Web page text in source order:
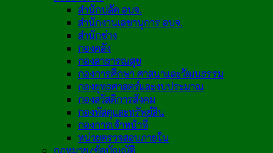
สำนักปลัด อบจ.
สำนักงานเลขานุการ อบจ.
สำนักช่าง
กองคลัง
กองสาธารณสุข
กองการศึกษา ศาสนาและวัฒนธรรม
กองยุทธศาสตร์และงบประมาณ
กองสวัสดิการสังคม
กองพัสดุและทรัพย์สิน
กองการเจ้าหน้าที่
หน่วยตรวจสอบภายใน
กฎหมาย/ข้อบัญญัติ